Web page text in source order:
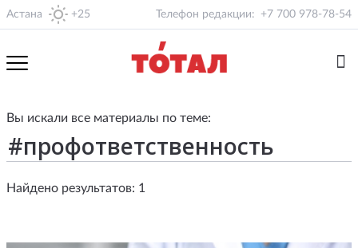
Астана +25 Телефон редакции: +7 700 978-78-54
Вы искали все материалы по теме:
Найдено результатов: 1